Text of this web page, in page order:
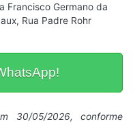
Francisco Germano da
Rua Padre Rohr
30/05/2026, conforme